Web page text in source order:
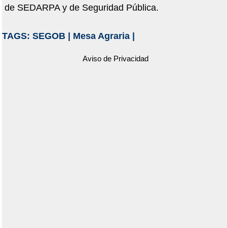
de SEDARPA y de Seguridad Pública.
TAGS: SEGOB| Mesa Agraria|
Aviso de Privacidad